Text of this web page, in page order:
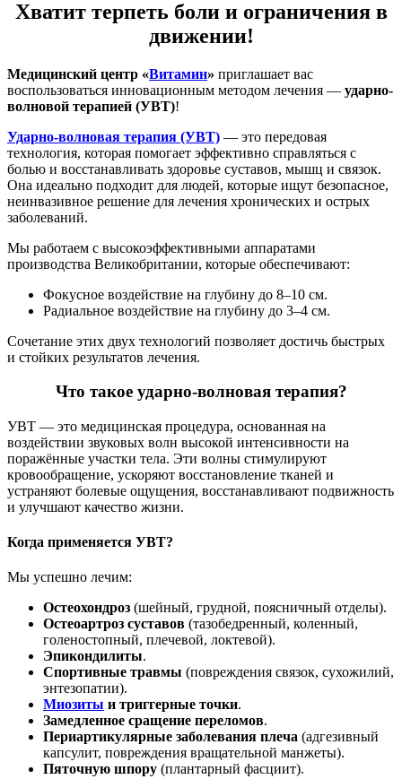
Хватит терпеть боли и ограничения в
движении!
Медицинский центр «Витамин» приглашает вас
воспользоваться инновационным методом лечения — ударно-
волновой терапией (УВТ)!
Ударно-волновая терапия (УВТ) — это передовая
технология, которая помогает эффективно справляться с
болью и восстанавливать здоровье суставов, мышц и связок.
Она идеально подходит для людей, которые ищут безопасное,
неинвазивное решение для лечения хронических и острых
заболеваний.
Мы работаем с высокоэффективными аппаратами
производства Великобритании, которые обеспечивают:
Фокусное воздействие на глубину до 8–10 см.
Радиальное воздействие на глубину до 3–4 см.
Сочетание этих двух технологий позволяет достичь быстрых
и стойких результатов лечения.
Что такое ударно-волновая терапия?
УВТ — это медицинская процедура, основанная на
воздействии звуковых волн высокой интенсивности на
поражённые участки тела. Эти волны стимулируют
кровообращение, ускоряют восстановление тканей и
устраняют болевые ощущения, восстанавливают подвижность
и улучшают качество жизни.
Когда применяется УВТ?
Мы успешно лечим:
Остеохондроз (шейный, грудной, поясничный отделы).
Остеоартроз суставов (тазобедренный, коленный,
голеностопный, плечевой, локтевой).
Эпикондилиты.
Спортивные травмы (повреждения связок, сухожилий,
энтезопатии).
Миозиты и триггерные точки.
Замедленное сращение переломов.
Периартикулярные заболевания плеча (адгезивный
капсулит, повреждения вращательной манжеты).
Пяточную шпору (плантарный фасциит).